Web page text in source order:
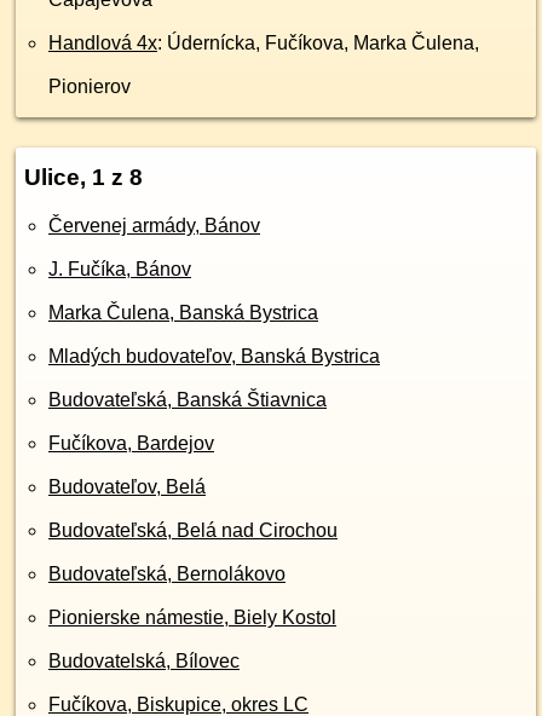
Handlová 4x: Údernícka, Fučíkova, Marka Čulena,
Pionierov
Ulice, 1 z 8
Červenej armády, Bánov
J. Fučíka, Bánov
Marka Čulena, Banská Bystrica
Mladých budovateľov, Banská Bystrica
Budovateľská, Banská Štiavnica
Fučíkova, Bardejov
Budovateľov, Belá
Budovateľská, Belá nad Cirochou
Budovateľská, Bernolákovo
Pionierske námestie, Biely Kostol
Budovatelská, Bílovec
Fučíkova, Biskupice, okres LC